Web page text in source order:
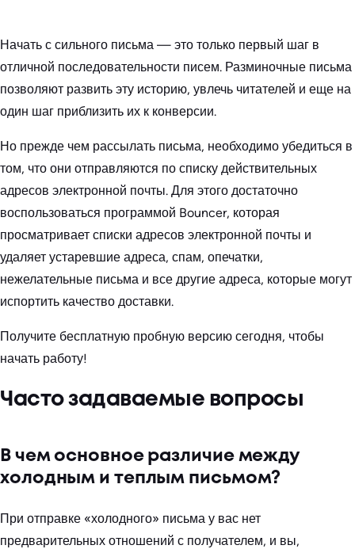
Начать с сильного письма — это только первый шаг в
отличной последовательности писем. Разминочные письма
позволяют развить эту историю, увлечь читателей и еще на
один шаг приблизить их к конверсии.
Но прежде чем рассылать письма, необходимо убедиться в
том, что они отправляются по списку действительных
адресов электронной почты. Для этого достаточно
воспользоваться программой Bouncer, которая
просматривает списки адресов электронной почты и
удаляет устаревшие адреса, спам, опечатки,
нежелательные письма и все другие адреса, которые могут
испортить качество доставки.
Получите бесплатную пробную версию сегодня, чтобы
начать работу!
Часто задаваемые вопросы
В чем основное различие между
холодным и теплым письмом?
При отправке «холодного» письма у вас нет
предварительных отношений с получателем, и вы,